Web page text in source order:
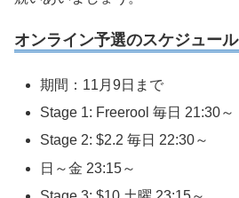
オンライン予選のスケジュール
期間：11月9日まで
Stage 1: Freerool 毎日 21:30～
Stage 2: $2.2 毎日 22:30～
日～金 23:15～